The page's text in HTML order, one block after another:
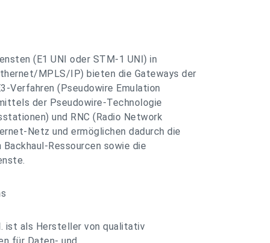
(E1 UNI oder STM-1 UNI) in
MPLS/IP) bieten die Gateways der
Verfahren (Pseudowire Emulation
der Pseudowire-Technologie
und RNC (Radio Network
Netz und ermöglichen dadurch die
Ressourcen sowie die
ist als Hersteller von qualitativ